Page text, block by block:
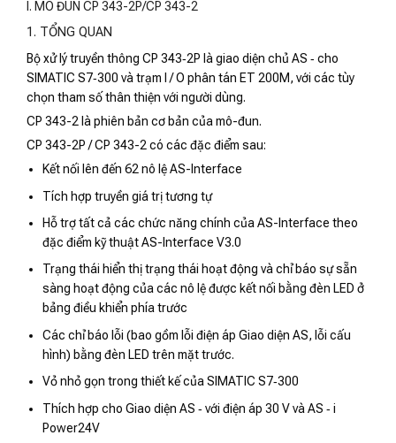
I. MÔ ĐUN CP 343-2P/CP 343-2
1. TỔNG QUAN
Bộ xử lý truyền thông CP 343‑2P là giao diện chủ AS ‑ cho
SIMATIC S7‑300 và trạm I / O phân tán ET 200M, với các tùy
chọn tham số thân thiện với người dùng.
CP 343-2 là phiên bản cơ bản của mô-đun.
CP 343-2P / CP 343-2 có các đặc điểm sau:
Kết nối lên đến 62 nô lệ AS-Interface
Tích hợp truyền giá trị tương tự
Hỗ trợ tất cả các chức năng chính của AS-Interface theo
đặc điểm kỹ thuật AS-Interface V3.0
Trạng thái hiển thị trạng thái hoạt động và chỉ báo sự sẵn
sàng hoạt động của các nô lệ được kết nối bằng đèn LED ở
bảng điều khiển phía trước
Các chỉ báo lỗi (bao gồm lỗi điện áp Giao diện AS, lỗi cấu
hình) bằng đèn LED trên mặt trước.
Vỏ nhỏ gọn trong thiết kế của SIMATIC S7‑300
Thích hợp cho Giao diện AS ‑ với điện áp 30 V và AS ‑ i
Power24V